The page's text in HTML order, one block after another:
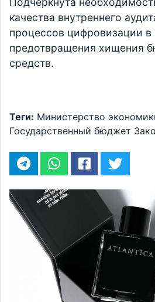
качества внутреннего
процессов цифровизации в
предотвращения хищения
средств.
Теги: Министерство
Государственный бюджет